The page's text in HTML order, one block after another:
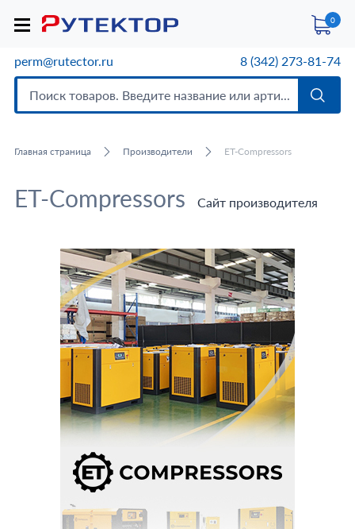
0
perm@rutector.ru 8 (342) 273-81-74
Главная страница Производители ET-Compressors
ET-Compressors Сайт производителя